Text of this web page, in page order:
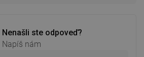
Nenašli ste odpoveď?
Napíš nám